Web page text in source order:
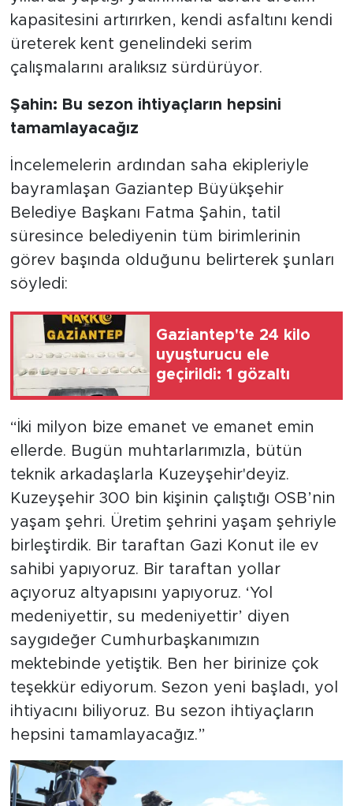
kapasitesini artırırken, kendi asfaltını kendi
üreterek kent genelindeki serim
çalışmalarını aralıksız sürdürüyor.
Şahin: Bu sezon ihtiyaçların hepsini
tamamlayacağız
İncelemelerin ardından saha ekipleriyle
bayramlaşan Gaziantep Büyükşehir
Belediye Başkanı Fatma Şahin, tatil
süresince belediyenin tüm birimlerinin
görev başında olduğunu belirterek şunları
söyledi:
Gaziantep'te 24 kilo
uyuşturucu ele
geçirildi: 1 gözaltı
“İki milyon bize emanet ve emanet emin
ellerde. Bugün muhtarlarımızla, bütün
teknik arkadaşlarla Kuzeyşehir'deyiz.
Kuzeyşehir 300 bin kişinin çalıştığı OSB’nin
yaşam şehri. Üretim şehrini yaşam şehriyle
birleştirdik. Bir taraftan Gazi Konut ile ev
sahibi yapıyoruz. Bir taraftan yollar
açıyoruz altyapısını yapıyoruz. ‘Yol
medeniyettir, su medeniyettir’ diyen
saygıdeğer Cumhurbaşkanımızın
mektebinde yetiştik. Ben her birinize çok
teşekkür ediyorum. Sezon yeni başladı, yol
ihtiyacını biliyoruz. Bu sezon ihtiyaçların
hepsini tamamlayacağız.”